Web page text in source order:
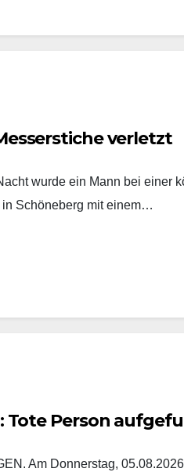
verletzt
wurde ein Mann bei einer
Schöneberg mit einem…
Tote Person
Am Donnerstag,